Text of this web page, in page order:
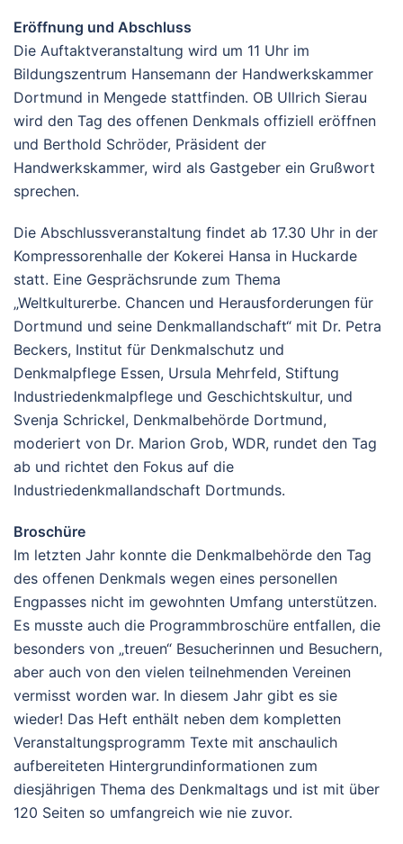
Eröffnung und Abschluss
Die Auftaktveranstaltung wird um 11 Uhr im
Bildungszentrum Hansemann der Handwerkskammer
Dortmund in Mengede stattfinden. OB Ullrich Sierau
wird den Tag des offenen Denkmals offiziell eröffnen
und Berthold Schröder, Präsident der
Handwerkskammer, wird als Gastgeber ein Grußwort
sprechen.
Die Abschlussveranstaltung findet ab 17.30 Uhr in der
Kompressorenhalle der Kokerei Hansa in Huckarde
statt. Eine Gesprächsrunde zum Thema
„Weltkulturerbe. Chancen und Herausforderungen für
Dortmund und seine Denkmallandschaft“ mit Dr. Petra
Beckers, Institut für Denkmalschutz und
Denkmalpflege Essen, Ursula Mehrfeld, Stiftung
Industriedenkmalpflege und Geschichtskultur, und
Svenja Schrickel, Denkmalbehörde Dortmund,
moderiert von Dr. Marion Grob, WDR, rundet den Tag
ab und richtet den Fokus auf die
Industriedenkmallandschaft Dortmunds.
Broschüre
Im letzten Jahr konnte die Denkmalbehörde den Tag
des offenen Denkmals wegen eines personellen
Engpasses nicht im gewohnten Umfang unterstützen.
Es musste auch die Programmbroschüre entfallen, die
besonders von „treuen“ Besucherinnen und Besuchern,
aber auch von den vielen teilnehmenden Vereinen
vermisst worden war. In diesem Jahr gibt es sie
wieder! Das Heft enthält neben dem kompletten
Veranstaltungsprogramm Texte mit anschaulich
aufbereiteten Hintergrundinformationen zum
diesjährigen Thema des Denkmaltags und ist mit über
120 Seiten so umfangreich wie nie zuvor.